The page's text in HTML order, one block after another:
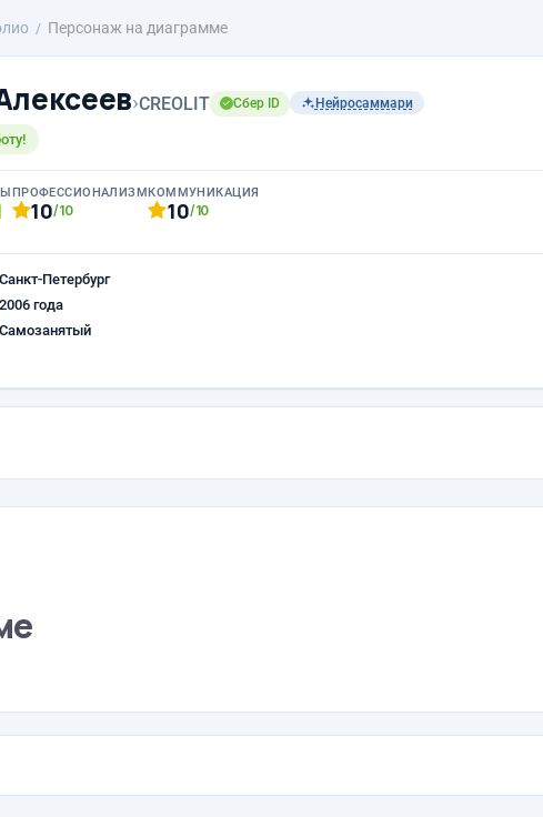
Персонаж на диаграмме
›CREOLIT Сбер ID Нейросаммари
ПРОФЕССИОНАЛИЗМ
10/10
КОММУНИКАЦИЯ
10/10
Санкт-Петербург
2006 года
Самозанятый